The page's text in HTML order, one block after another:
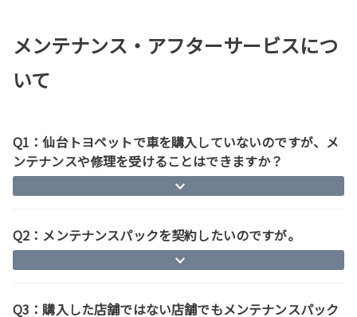
メンテナンス・アフターサービスにつ
いて
Q1：仙台トヨペットで車を購入していないのですが、メ
ンテナンスや修理を受けることはできますか？
Q2：メンテナンスパックを契約したいのですが。
Q3：購入した店舗ではない店舗でもメンテナンスパック